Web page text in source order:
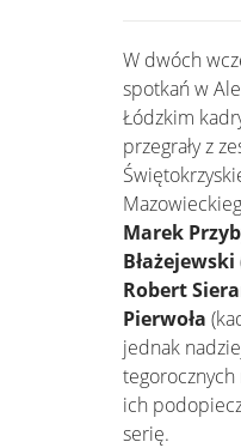
W dwóch
spotkań w
Łódzkim
przegrały z
Marek
Błażejewski
Robert
Pierwoła
jednak
ich
serię.